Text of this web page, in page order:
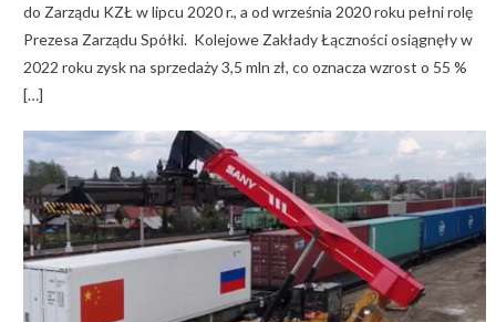
do Zarządu KZŁ w lipcu 2020 r., a od września 2020 roku pełni rolę
Prezesa Zarządu Spółki. Kolejowe Zakłady Łączności osiągnęły w
2022 roku zysk na sprzedaży 3,5 mln zł, co oznacza wzrost o 55 %
[…]